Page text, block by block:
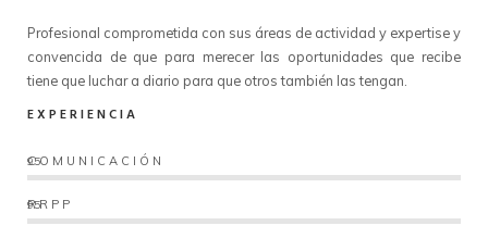
Profesional comprometida con sus áreas de actividad y expertise y
convencida de que para merecer las oportunidades que recibe
tiene que luchar a diario para que otros también las tengan.
EXPERIENCIA
COMUNICACIÓN
95
RRPP
95